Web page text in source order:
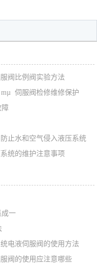
阀比例阀实验方法
​伺服阀检修维修保护
障
防止水和空气侵入液压系统
统的维护注意事项
成一
电液伺服阀的使用方法
阀的使用应注意哪些